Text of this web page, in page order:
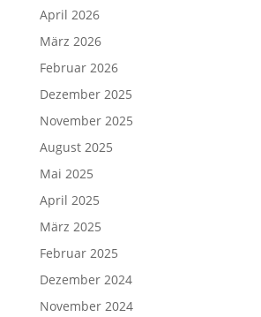
April 2026
März 2026
Februar 2026
Dezember 2025
November 2025
August 2025
Mai 2025
April 2025
März 2025
Februar 2025
Dezember 2024
November 2024